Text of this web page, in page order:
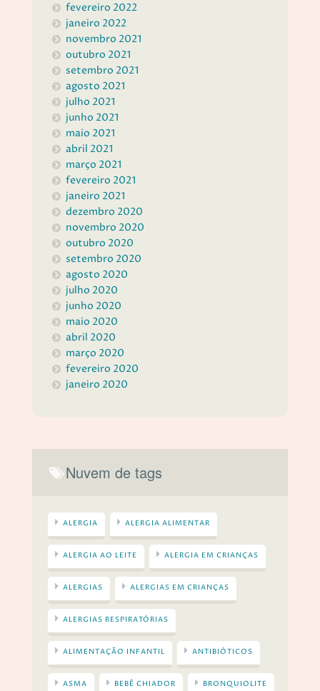
fevereiro 2022
janeiro 2022
novembro 2021
outubro 2021
setembro 2021
agosto 2021
julho 2021
junho 2021
maio 2021
abril 2021
março 2021
fevereiro 2021
janeiro 2021
dezembro 2020
novembro 2020
outubro 2020
setembro 2020
agosto 2020
julho 2020
junho 2020
maio 2020
abril 2020
março 2020
fevereiro 2020
janeiro 2020
Nuvem de tags
ALERGIA ALERGIA ALIMENTAR
ALERGIA AO LEITE ALERGIA EM CRIANÇAS
ALERGIAS ALERGIAS EM CRIANÇAS
ALERGIAS RESPIRATÓRIAS
ALIMENTAÇÃO INFANTIL ANTIBIÓTICOS
ASMA BEBÊ CHIADOR BRONQUIOLITE